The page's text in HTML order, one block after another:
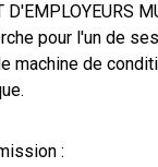
D'EMPLOYEURS
pour l'un de
machine de
: